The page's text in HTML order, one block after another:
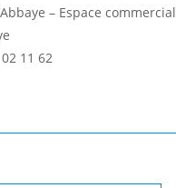
– Espace commercial
11 62